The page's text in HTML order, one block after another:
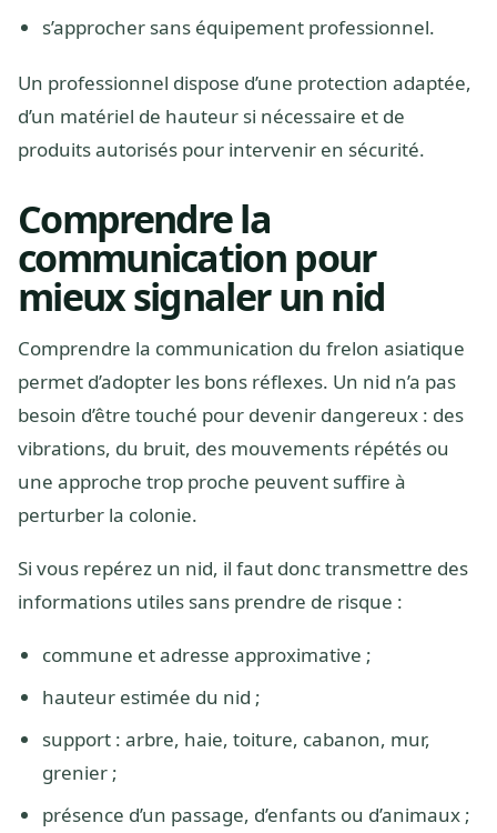
s’approcher sans équipement professionnel.
Un professionnel dispose d’une protection adaptée,
d’un matériel de hauteur si nécessaire et de
produits autorisés pour intervenir en sécurité.
Comprendre la
communication pour
mieux signaler un nid
Comprendre la communication du frelon asiatique
permet d’adopter les bons réflexes. Un nid n’a pas
besoin d’être touché pour devenir dangereux : des
vibrations, du bruit, des mouvements répétés ou
une approche trop proche peuvent suffire à
perturber la colonie.
Si vous repérez un nid, il faut donc transmettre des
informations utiles sans prendre de risque :
commune et adresse approximative ;
hauteur estimée du nid ;
support : arbre, haie, toiture, cabanon, mur,
grenier ;
présence d’un passage, d’enfants ou d’animaux ;